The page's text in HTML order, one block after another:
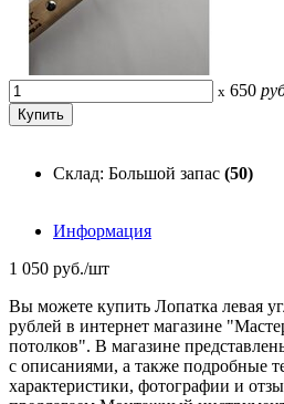
x 650
Склад: Большой запас (50)
Информация
1 050 руб./шт
Вы можете купить Лопатка левая
рублей в интернет магазине
потолков". В магазине
с описаниями, а также подробные
характеристики, фотографии и